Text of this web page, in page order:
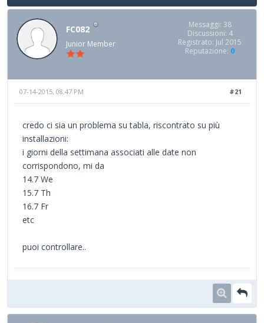
FC082
Junior Member
Messaggi: 38
Discussioni: 4
Registrato: Jul 2015
Reputazione: 0
#21
07-14-2015, 08:47 PM
credo ci sia un problema su tabla, riscontrato su più
installazioni:
i giorni della settimana associati alle date non
corrispondono, mi da
14.7 We
15.7 Th
16.7 Fr
etc
puoi controllare..